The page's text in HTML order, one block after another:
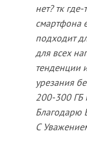
нет? тк
смартфона
подходит
для всех
тенденции
урезания
200-300 ГБ
Благодарю
С